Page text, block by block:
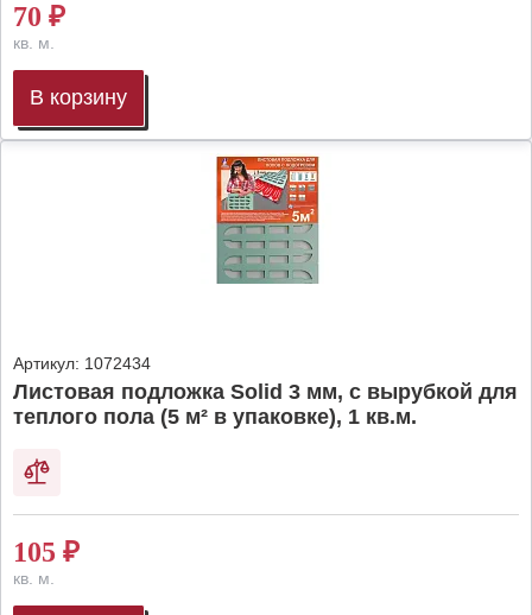
70 ₽
кв. м.
В корзину
Артикул: 1072434
Листовая подложка Solid 3 мм, с вырубкой для
теплого пола (5 м² в упаковке), 1 кв.м.
105 ₽
кв. м.